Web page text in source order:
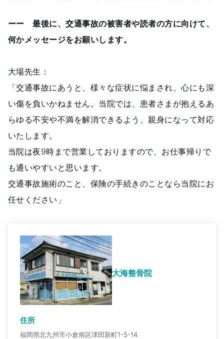
ーー 最後に、交通事故の被害者や読者の方に向けて、
何かメッセージをお願いします。
大場先生：
「交通事故にあうと、様々な症状に悩まされ、心にも深
い傷を負いかねません。当院では、患者さまが抱えるあ
らゆる不安や不満を解消できるよう、親身になって対応
いたします。
当院は夜9時まで営業しておりますので、お仕事帰りで
も通いやすいと思います。
交通事故施術のこと、保険の手続きのことなら当院にお
任せください」
大海整骨院
住所
福岡県北九州市小倉南区津田新町1-5-14